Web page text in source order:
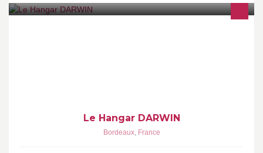
Le Hangar DARWIN
Bordeaux, France